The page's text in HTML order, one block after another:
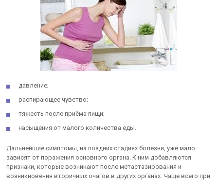
давление;
распирающее чувство;
тяжесть после приёма пищи;
насыщения от малого количества еды.
Дальнейшие симптомы, на поздних стадиях болезни, уже мало
зависят от поражения основного органа. К ним добавляются
признаки, которые возникают после метастазирования и
возникновения вторичных очагов в других органах. Чаще всего при